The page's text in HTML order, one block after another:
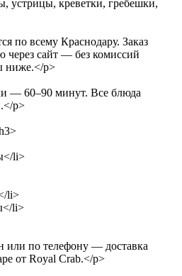
устрицы, креветки, гребешки,
по всему Краснодару. Заказ
сайт — без комиссий
ниже.</p>
— 60–90 минут. Все блюда
p>
li>
li>
li>
или по телефону — доставка
от Royal Crab.</p>